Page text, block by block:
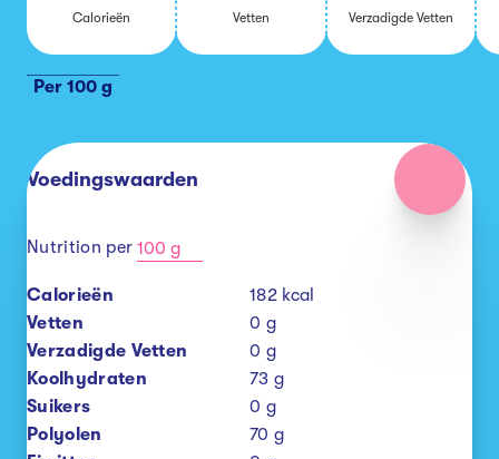
Ca­lo­rie­ën Vet­ten Ver­za­dig­de Vet­ten
Per 100 g
Voedingswaarden
Nutrition per 100 g
Calorieën 182 kcal
Vetten
0 g
Verzadigde Vetten
0 g
Koolhydraten
73 g
Suikers
0 g
Polyolen
70 g